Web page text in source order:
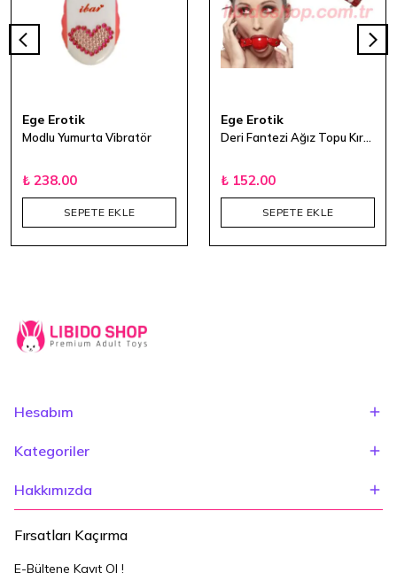
Ege Erotik
Modlu Yumurta Vibratör
₺ 238.00
SEPETE EKLE
Ege Erotik
₺ 152.00
SEPETE EKLE
Hesabım
Kategoriler
Hakkımızda
Fırsatları Kaçırma
E-Bültene Kayıt Ol !